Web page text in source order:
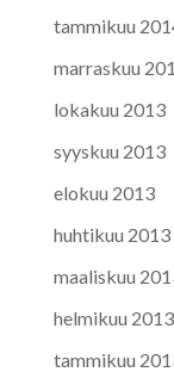
tammikuu
marraskuu
lokakuu 2013
syyskuu 2013
elokuu 2013
huhtikuu 2013
maaliskuu
helmikuu 2013
tammikuu